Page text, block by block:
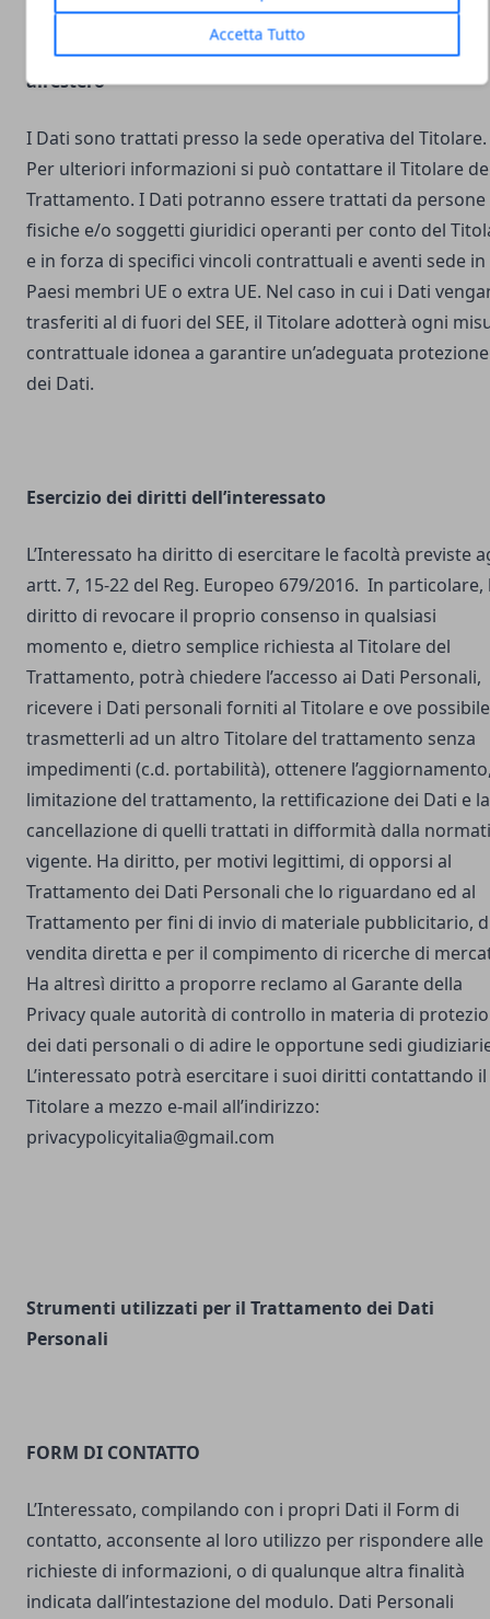
Accetta Tutto
Luogo del Trattamento e trasferimento dei Dati
all’estero
I Dati sono trattati presso la sede operativa del Titolare.
Per ulteriori informazioni si può contattare il Titolare
Trattamento. I Dati potranno essere trattati da persone
fisiche e/o soggetti giuridici operanti per conto del
e in forza di specifici vincoli contrattuali e aventi sede in
Paesi membri UE o extra UE. Nel caso in cui i Dati
trasferiti al di fuori del SEE, il Titolare adotterà ogni
contrattuale idonea a garantire un’adeguata protezione
dei Dati.
Esercizio dei diritti dell’interessato
L’Interessato ha diritto di esercitare le facoltà previste
artt. 7, 15-22 del Reg. Europeo 679/2016. In particolare,
diritto di revocare il proprio consenso in qualsiasi
momento e, dietro semplice richiesta al Titolare del
Trattamento, potrà chiedere l’accesso ai Dati Personali,
ricevere i Dati personali forniti al Titolare e ove possibile
trasmetterli ad un altro Titolare del trattamento senza
impedimenti (c.d. portabilità), ottenere
limitazione del trattamento, la rettificazione dei Dati e la
cancellazione di quelli trattati in difformità dalla
vigente. Ha diritto, per motivi legittimi, di opporsi al
Trattamento dei Dati Personali che lo riguardano ed al
Trattamento per fini di invio di materiale pubblicitario,
vendita diretta e per il compimento di ricerche di
Ha altresì diritto a proporre reclamo al Garante della
Privacy quale autorità di controllo in materia di
dei dati personali o di adire le opportune sedi
L’interessato potrà esercitare i suoi diritti contattando il
Titolare a mezzo e-mail all’indirizzo:
privacypolicyitalia@gmail.com
Strumenti utilizzati per il Trattamento dei Dati
Personali
FORM DI CONTATTO
L’Interessato, compilando con i propri Dati il Form di
contatto, acconsente al loro utilizzo per rispondere alle
richieste di informazioni, o di qualunque altra finalità
indicata dall’intestazione del modulo. Dati Personali